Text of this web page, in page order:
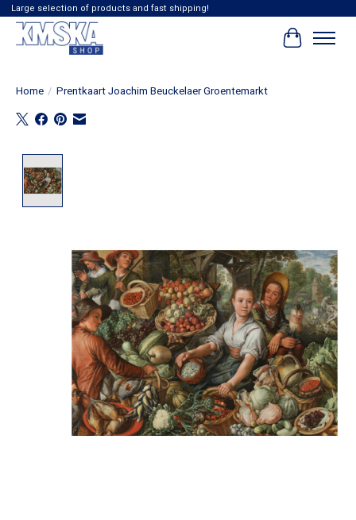
Large selection of products and fast shipping!
Home / Prentkaart Joachim Beuckelaer Groentemarkt